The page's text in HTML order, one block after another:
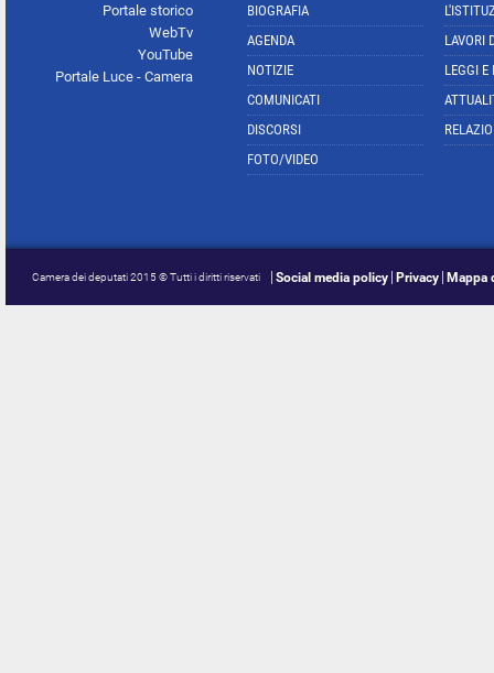
Portale storico
WebTv
YouTube
Portale Luce - Camera
BIOGRAFIA
AGENDA
NOTIZIE
COMUNICATI
DISCORSI
FOTO/VIDEO
LAVORI
LEGGI E
Camera dei deputati 2015 © Tutti i diritti riservati Social media policy Privacy Mappa